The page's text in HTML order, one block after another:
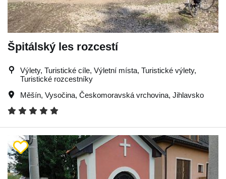
Špitálský les rozcestí
Výlety, Turistické cíle, Výletní místa, Turistické výlety,
Turistické rozcestníky
Měšín, Vysočina, Českomoravská vrchovina, Jihlavsko